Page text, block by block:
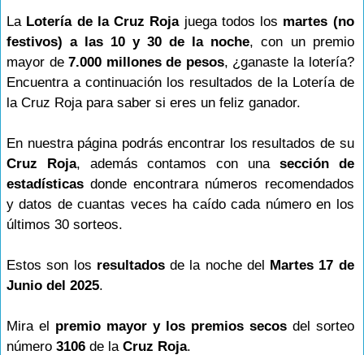
La Lotería de la Cruz Rojajuega todos los martes (no
festivos) a las 10 y 30 de la noche, con un premio
mayor de7.000 millones de pesos, ¿ganaste la lotería?
Encuentra a continuación los resultados de la Lotería de
la Cruz Roja para saber si eres un feliz ganador.
En nuestra página podrás encontrar los resultados de su
Cruz Roja, además contamos con una sección de
estadísticas donde encontrara números recomendados
y datos de cuantas veces ha caído cada número en los
últimos 30 sorteos.
Estos son los resultadosde la noche del Martes 17 de
Junio del 2025.
Mira el premio mayor y los premios secosdel sorteo
número 3106 de la Cruz Roja.